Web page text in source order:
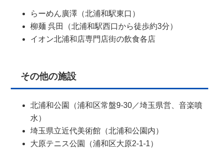
らーめん廣澤（北浦和駅東口）
柳麺 呉田（北浦和駅西口から徒歩約3分）
イオン北浦和店専門店街の飲食各店
その他の施設
北浦和公園（浦和区常盤9-30／埼玉県営、音楽噴
水）
埼玉県立近代美術館（北浦和公園内）
大原テニス公園（浦和区大原2-1-1）